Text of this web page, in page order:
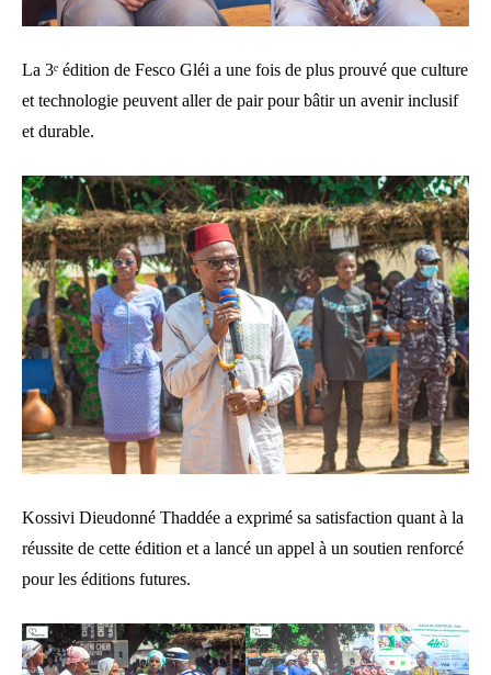
La 3ᵉ édition de Fesco Gléi a une fois de plus prouvé que culture
et technologie peuvent aller de pair pour bâtir un avenir inclusif
et durable.
Kossivi Dieudonné Thaddée a exprimé sa satisfaction quant à la
réussite de cette édition et a lancé un appel à un soutien renforcé
pour les éditions futures.